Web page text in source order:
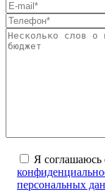
Я соглашаюсь
персональных